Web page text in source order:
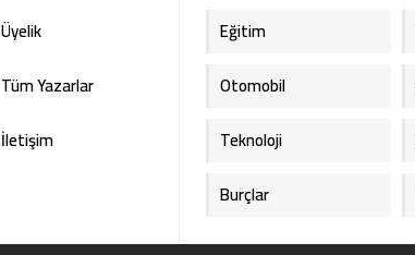
Üyelik
Tüm Yazarlar
İletişim
Eğitim
Otomobil
Teknoloji
Burçlar